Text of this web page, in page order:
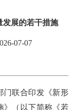
发展的若干措施
07-07
联合印发《新形
》（以下简称《若